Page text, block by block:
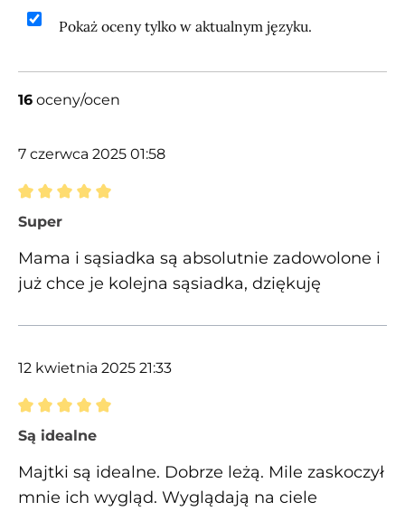
Pokaż oceny tylko w aktualnym języku.
16 oceny/ocen
7 czerwca 2025 01:58
Recenzja z oceną 5 spośród 5 gwiazdek
Super
Mama i sąsiadka są absolutnie zadowolone i
już chce je kolejna sąsiadka, dziękuję
12 kwietnia 2025 21:33
Recenzja z oceną 5 spośród 5 gwiazdek
Są idealne
Majtki są idealne. Dobrze leżą. Mile zaskoczył
mnie ich wygląd. Wyglądają na ciele